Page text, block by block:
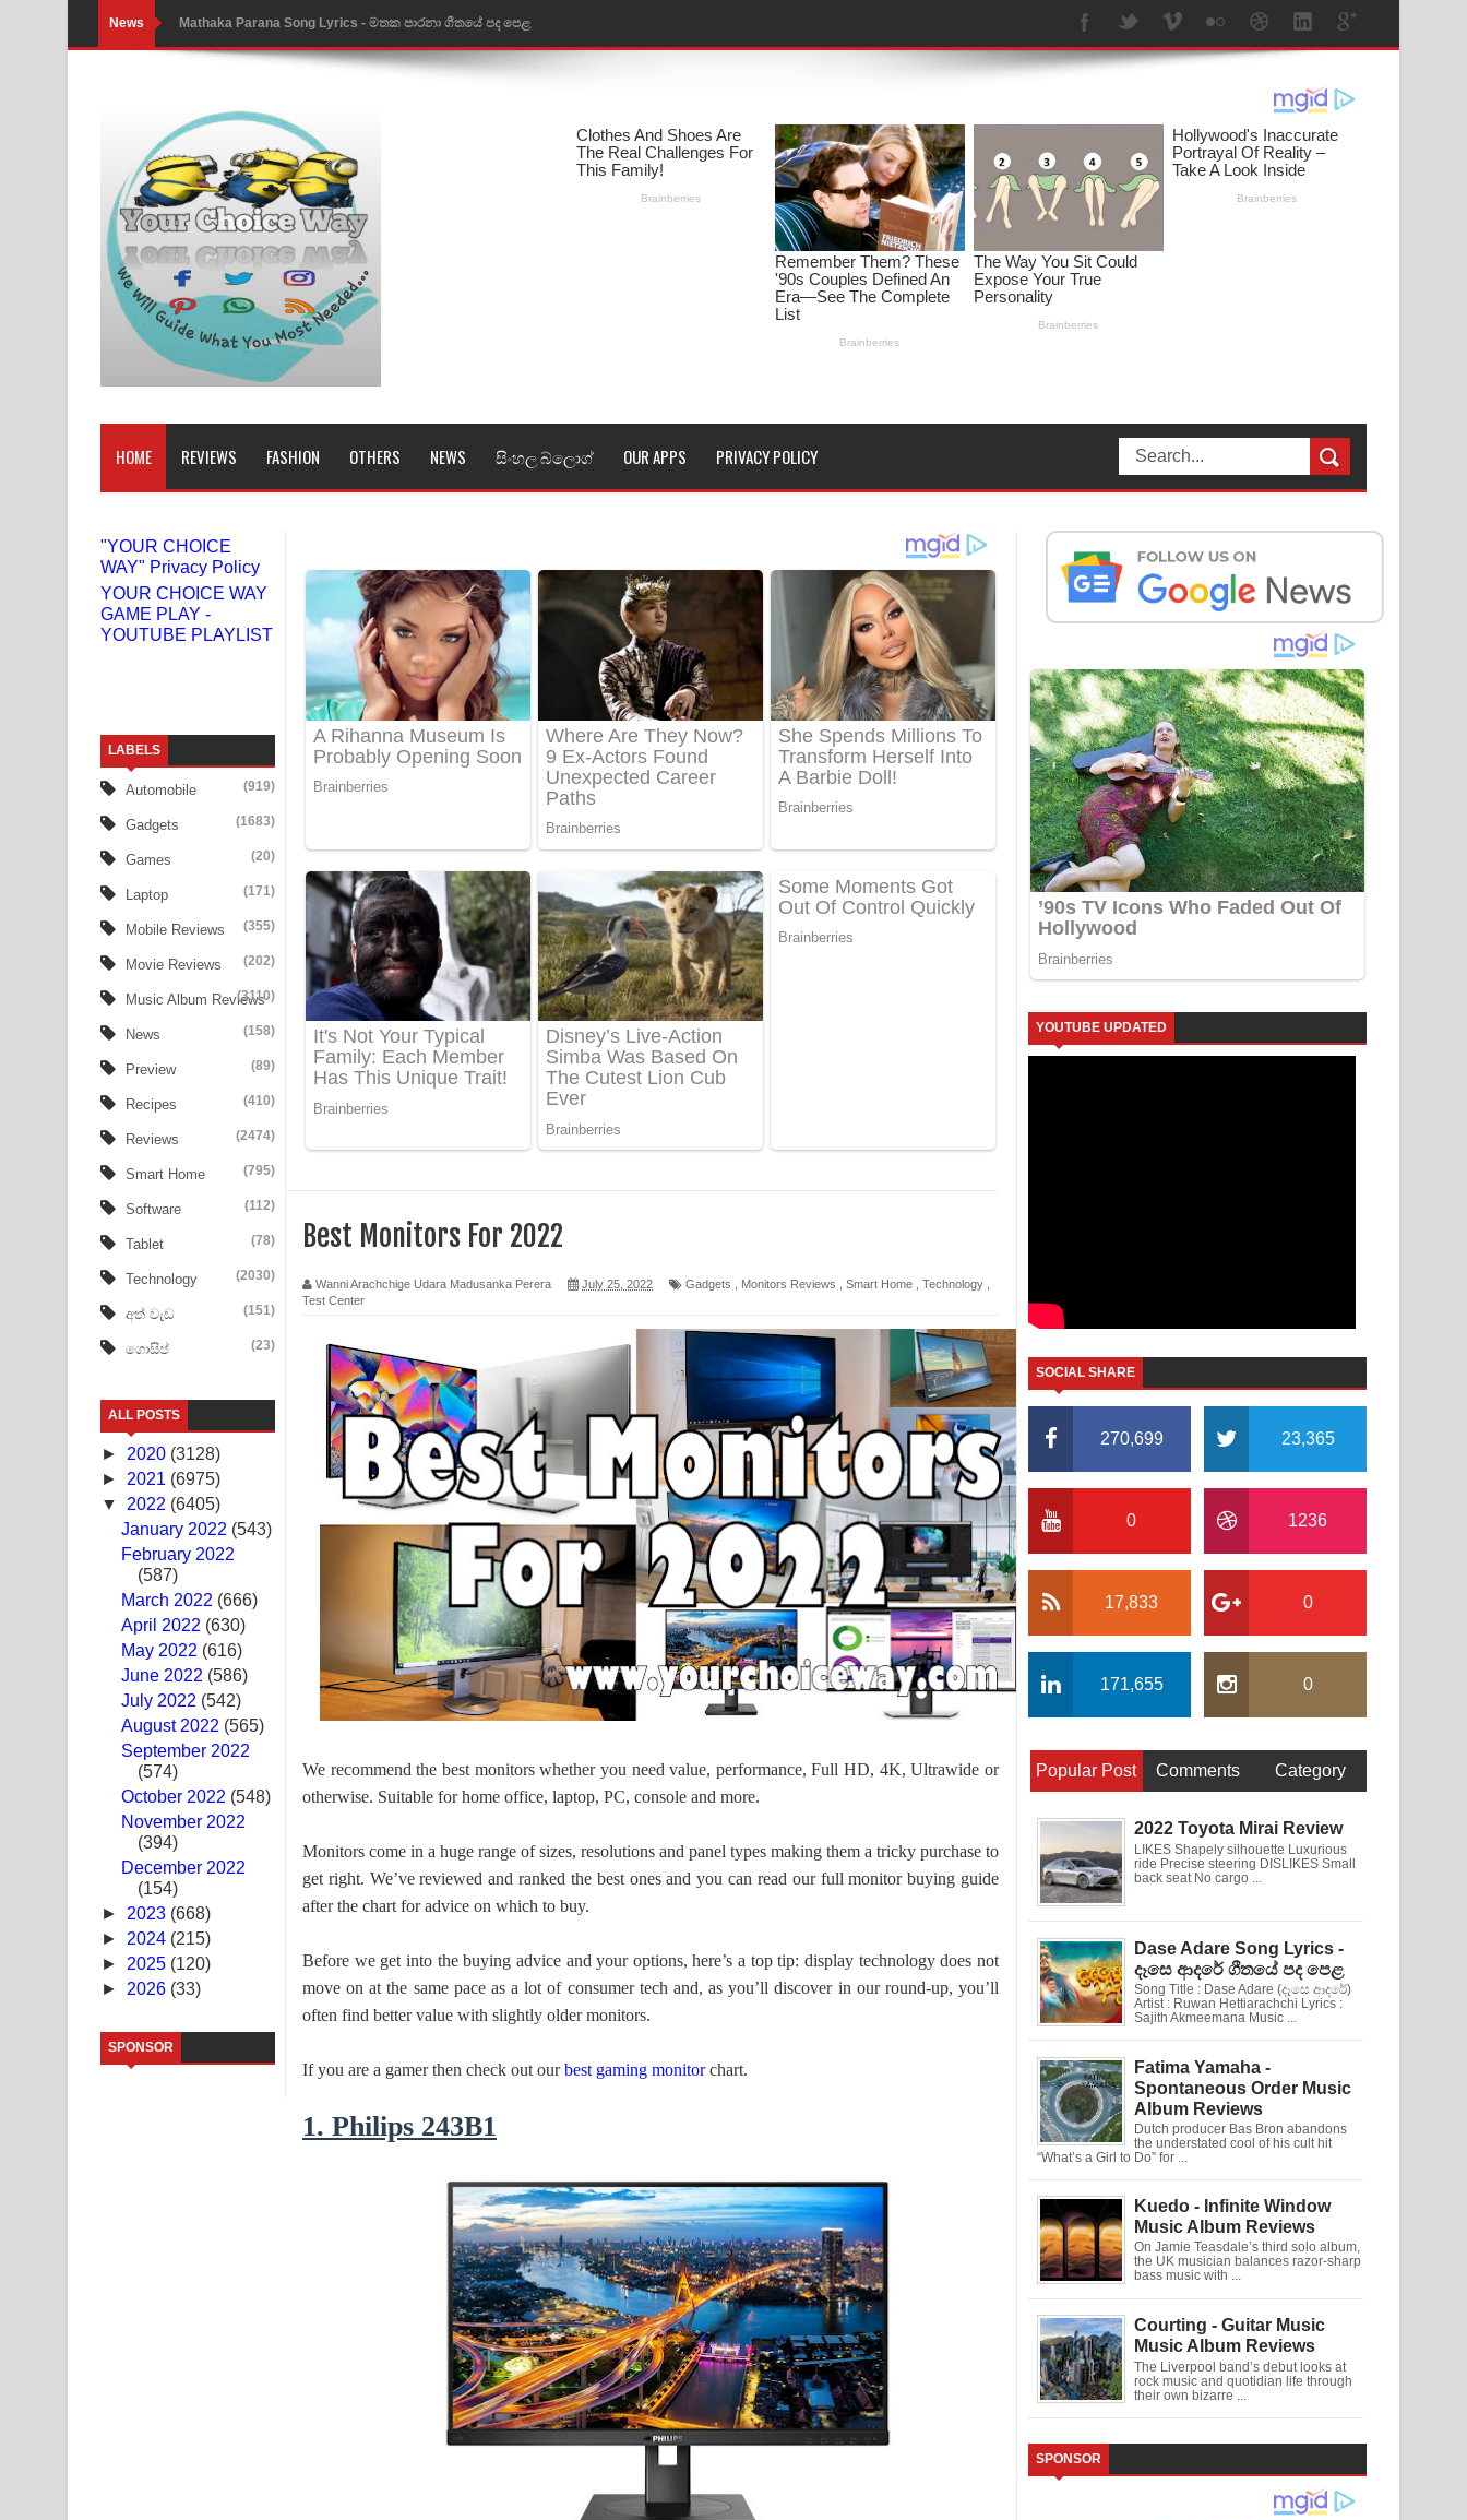
News Mathaka Parana Song Lyrics - මතක පාරනා ගීතයේ පද පෙළ
Nimnadhen Song Lyrics - නිම්නාදෙන් ගීතයේ පද පෙළ
Obamai Mage Adare Song Lyrics - ඔබමයි මගේ ආදරේ ගීතයේ පද පෙළ
Pansal Gihin Song Lyrics - පන්සල් ගිහිං ගීතයේ පද පෙළ
Ankeliya Song Lyrics - අංකෙළිය ගීතයේ පද පෙළ
DEAR GOD Song Lyrics - ඩියර් ගෝඩ් ගීතයේ පද පෙළ
MANAMALA KATHA Song Lyrics - මනමාල කතා ගීතයේ පද පෙළ
Dai Dai Lyrics - Shakira, Burna Boy | 2026 football world cup song lyrics
Lassana Amma Song Lyrics - ලස්සන අම්මා ගීතයේ පද පෙළ
Liyamuda Dan Anagathe Song Lyrics - ලියමුද දැන් අනාගතේ ගීතයේ පද පෙළ
Doni Song Lyrics - දෝණි ගීතයේ පද පෙළ
Benthara Palame Song Lyrics - බෙන්තර පාලමේ ගීතයේ පද පෙළ
Sanda Babalena Song Lyrics - සඳ බැබලෙන ගීතයේ පද පෙළ
Adare Wadi Nisa Song Lyrics - ආදරේ වැඩි නිසා ගීතයේ පද පෙළ
Katakara Song Lyrics - කටකාර ගීතයේ පද පෙළ
Tharu Yaye Dilena Song Lyrics - තරු යායේ දිලෙනා ගීතයේ පද පෙළ
Ow Man Sosa Song Lyrics - ඔව් මං සෝසා ගීතයේ පද පෙළ
Heavy Weight Song Lyrics
Aye Lanweela Song Lyrics - ආයේ ලංවීලා ගීතයේ පද පෙළ
Ala purannata Song Lyrics - ආල පුරන්නට ගීතයේ පද පෙළ
BTS : Hooligan Lyrics
Apa Hamuwee Song Lyrics - අප හමුවී ගීතයේ පද පෙළ
Sorry Sir Song Lyrics - සොරි සර් ගීතයේ පද පෙළ
Mathaka Aluthin Liyanna Song Lyrics - මතක අලුතින් ලියන්න ගීතයේ පද පෙළ
Sandak Awith Song Lyrics - සඳක් ඇවිත් ගීතයේ පද පෙළ
Swetha Sande Song Lyrics - ශ්වේත සඳේ ගීතයේ පද පෙළ
Ma Igili Giya Lyrics - මා ඉගිලී ගියා ගීතයේ පද පෙළ
Ras Balan Song Lyrics - රැස් බලන් ගීතයේ පද පෙළ
Hoda sihiyen Song Lyrics - හොද සිහියෙන් ගීතයේ පද පෙළ
Awanken Song Lyrics - අවංකෙන් ගීතයේ පද පෙළ
Pa Sina Song Lyrics - පෑ සිනා ගීතයේ පද පෙළ
Pemwanthiye Song Lyrics - පෙම්වන්තියේ ගීතයේ පද පෙළ
Manobhawa Song Lyrics - මනෝභව ගීතයේ පද පෙළ
Akahe Indala Song Lyrics - ආකාහේ ඉඳලා ගීතයේ පද පෙළ
Raawaya Song Lyrics - රාවය ගීතයේ පද පෙළ
Saddeta Denna Song Lyrics - සද්දෙට දෙන්න ගීතයේ පද පෙළ
Kaalaya Song Lyrics - කාලය ගීතයේ පද පෙළ
Aramuna Song Lyrics - අරමුණ ගීතයේ පද පෙළ
Father Song Lyrics - ෆාදර් ගීතයේ පද පෙළ
Dannawada Mawa Song Lyrics - දන්නවාද මාව ගීතයේ පද පෙළ
Ahimi Wimai Himi Song Lyrics - අහිමි විමයි හිමි ගීතයේ පද පෙළ
HOME REVIEWS FASHION OTHERS NEWS සිංහල බ්ලොග් OUR APPS PRIVACY POLICY
"YOUR CHOICE
WAY" Privacy Policy
YOUR CHOICE WAY
GAME PLAY -
YOUTUBE PLAYLIST
LABELS
Automobile (919)
Gadgets (1683)
Games (20)
Laptop (171)
Mobile Reviews (355)
Movie Reviews (202)
Music Album Reviews
(3110)
News (158)
Preview (89)
Recipes (410)
Reviews (2474)
Smart Home (795)
Software (112)
Tablet (78)
Technology (2030)
අත් වැඩ (151)
ගොසිප් (23)
ALL POSTS
► 2020 (3128)
► 2021 (6975)
▼ 2022 (6405)
January 2022 (543)
February 2022
(587)
March 2022 (666)
April 2022 (630)
May 2022 (616)
June 2022 (586)
July 2022 (542)
August 2022 (565)
September 2022
(574)
October 2022 (548)
November 2022
(394)
December 2022
(154)
► 2023 (668)
► 2024 (215)
► 2025 (120)
► 2026 (33)
SPONSOR
Best Monitors For 2022
Wanni Arachchige Udara Madusanka Perera July 25, 2022 Gadgets Monitors Reviews Smart Home Technology
Test Center
We recommend the best monitors whether you need value, performance, Full HD, 4K, Ultrawide or
otherwise. Suitable for home office, laptop, PC, console and more.
Monitors come in a huge range of sizes, resolutions and panel types making them a tricky purchase to
get right. We’ve reviewed and ranked the best ones and you can read our full monitor buying guide
after the chart for advice on which to buy.
Before we get into the buying advice and your options, here’s a top tip: display technology does not
move on at the same pace as a lot of consumer tech and, as you’ll discover in our round-up, you’ll
often find better value with slightly older monitors.
If you are a gamer then check out ourbest gaming monitorchart.
1. Philips 243B1
YOUTUBE UPDATED
SOCIAL SHARE
270,699 23,365
0 1236
17,833 0
171,655 0
Popular Post Comments Category
2022 Toyota Mirai Review
LIKES Shapely silhouette Luxurious
ride Precise steering DISLIKES Small
back seat No cargo ...
Dase Adare Song Lyrics -
දෑසෙ ආදරේ ගීතයේ පද පෙළ
Song Title : Dase Adare (දෑසෙ ආදරේ)
Artist : Ruwan Hettiarachchi Lyrics :
Sajith Akmeemana Music ...
Fatima Yamaha -
Spontaneous Order Music
Album Reviews
Dutch producer Bas Bron abandons
the understated cool of his cult hit
“What’s a Girl to Do” for ...
Kuedo - Infinite Window
Music Album Reviews
On Jamie Teasdale’s third solo album,
the UK musician balances razor-sharp
bass music with ...
Courting - Guitar Music
Music Album Reviews
The Liverpool band’s debut looks at
rock music and quotidian life through
their own bizarre ...
SPONSOR